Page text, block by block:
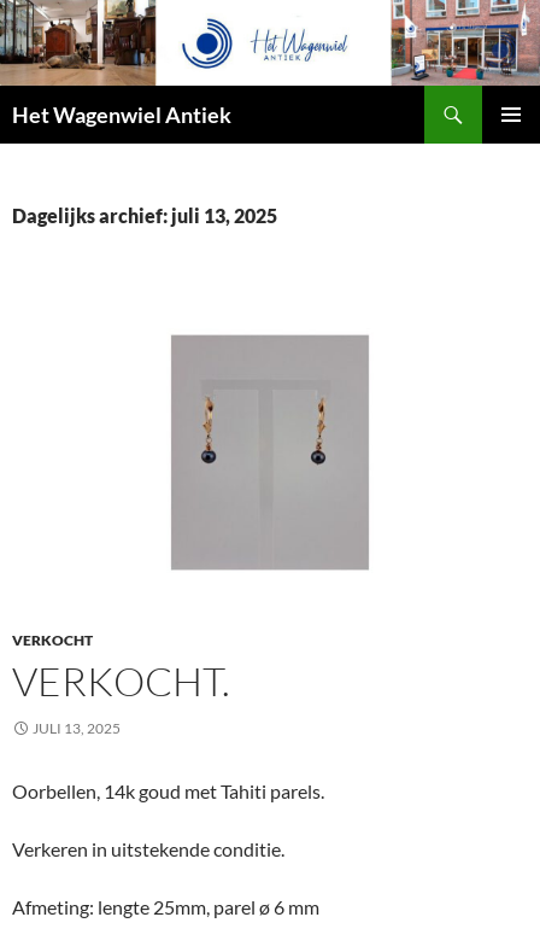
Het Wagenwiel Antiek
Dagelijks archief: juli 13, 2025
VERKOCHT
VERKOCHT.
JULI 13, 2025
Oorbellen, 14k goud met Tahiti parels.
Verkeren in uitstekende conditie.
Afmeting: lengte 25mm, parel ø 6 mm